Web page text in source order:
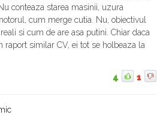
conteaza starea masinii, uzura
cum merge cutia. Nu, obiectivul
si cum de are asa putini. Chiar daca
raport similar CV, ei tot se holbeaza la
4 1